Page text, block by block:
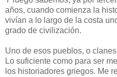
años, cuando comienza la
vivían a lo largo de la costa
grado de civilización.
Uno de esos pueblos, o
Lo suficiente como para ser
los historiadores griegos. Me